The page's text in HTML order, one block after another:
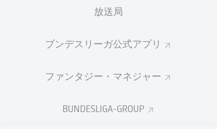
放送局
ブンデスリーガ公式アプリ
ファンタジー・マネジャー
BUNDESLIGA-GROUP